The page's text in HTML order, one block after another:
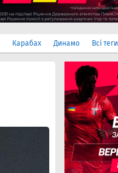
Карабах Динамо Всі теги